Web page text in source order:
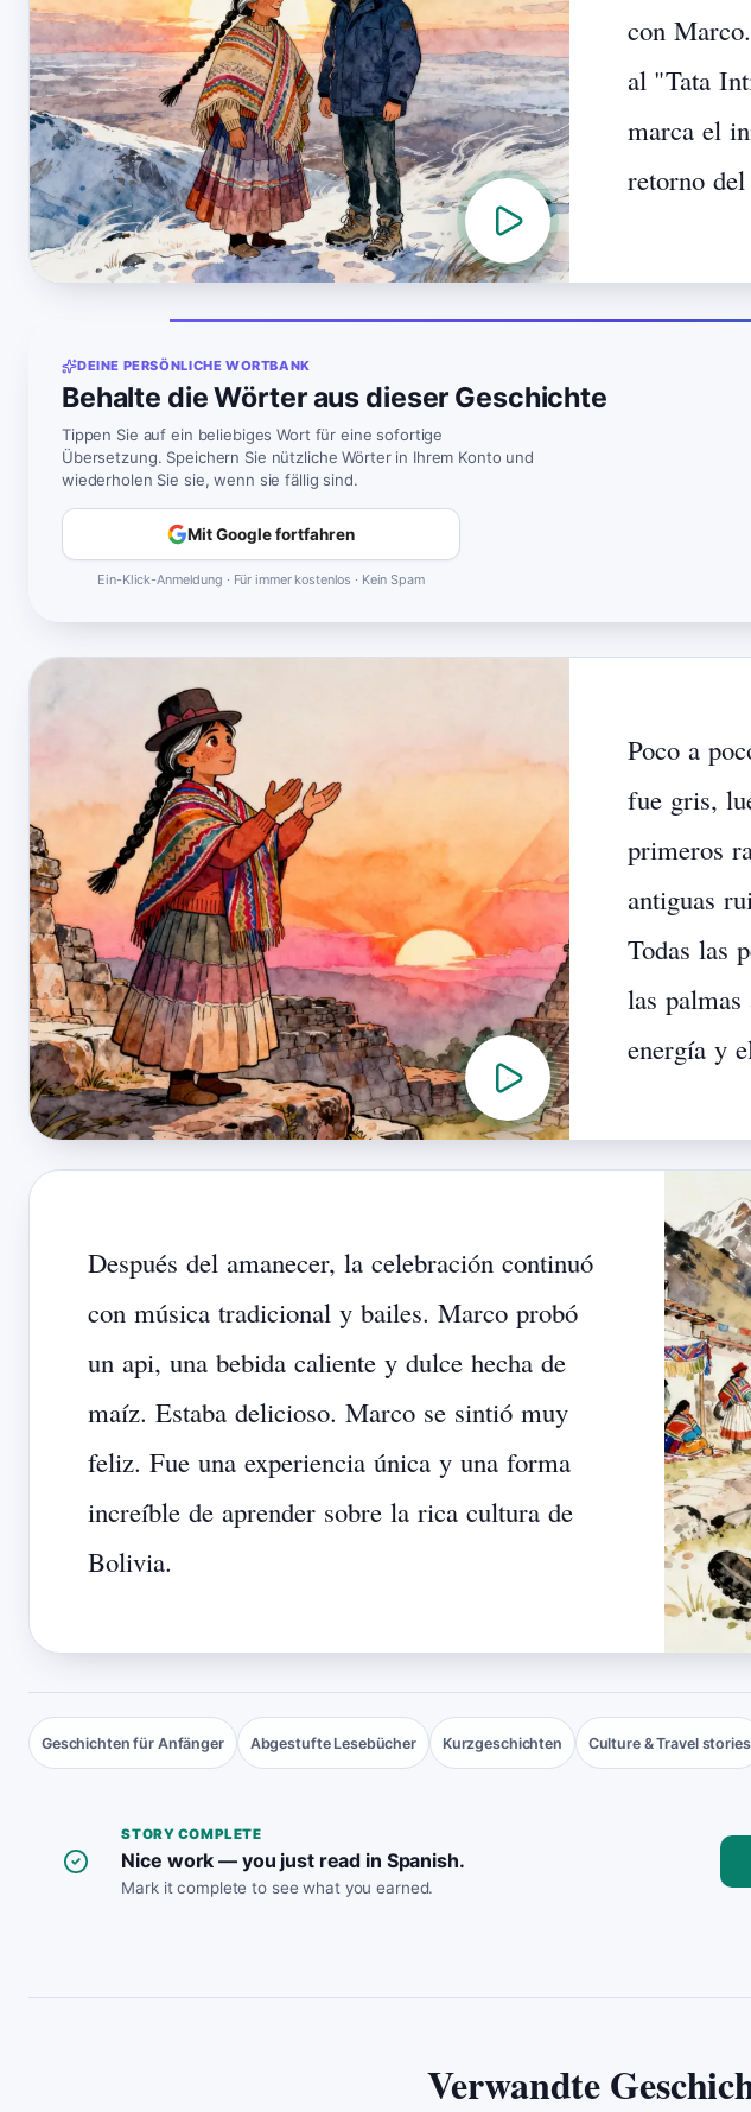
con Marco.
al "Tata
marca el
retorno del
DEINE PERSÖNLICHE WORTBANK
Behalte die Wörter aus dieser Geschichte
Tippen Sie auf ein beliebiges Wort für eine sofortige
Übersetzung. Speichern Sie nützliche Wörter in Ihrem Konto und
wiederholen Sie sie, wenn sie fällig sind.
Mit Google fortfahren
Ein-Klick-Anmeldung · Für immer kostenlos · Kein Spam
Poco a
fue gris,
primeros
antiguas
Todas las
las palmas
energía y
Después del amanecer, la celebración continuó
con música tradicional y bailes. Marco probó
un api, una bebida caliente y dulce hecha de
maíz. Estaba delicioso. Marco se sintió muy
feliz. Fue una experiencia única y una forma
increíble de aprender sobre la rica cultura de
Bolivia.
Geschichten für Anfänger Abgestufte Lesebücher Kurzgeschichten Culture & Travel stories
STORY COMPLETE
Nice work — you just read in Spanish.
Mark it complete to see what you earned.
Verwandte